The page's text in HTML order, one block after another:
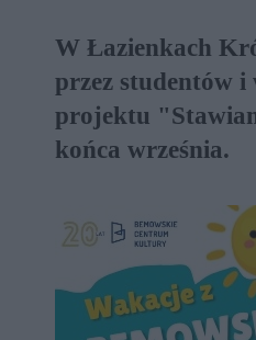
W Łazienkach
przez studentów
projektu
końca września.